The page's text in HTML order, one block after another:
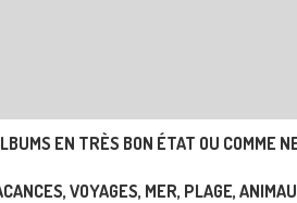
EN TRÈS BON ÉTAT OU COMME
VOYAGES, MER, PLAGE,